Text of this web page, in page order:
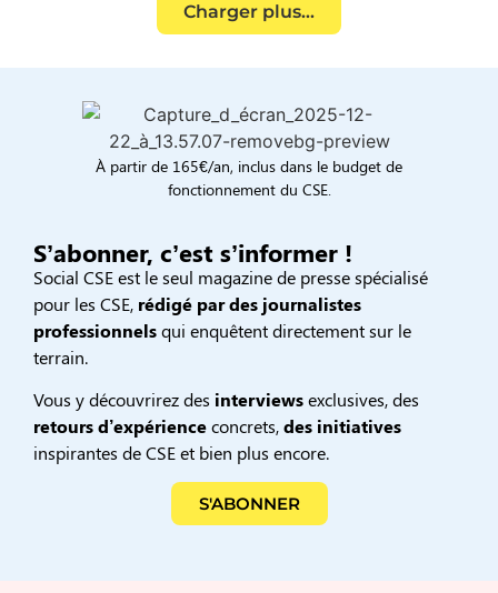
Charger plus...
À partir de 165€/an, inclus dans le budget de
fonctionnement du CSE.
S’abonner, c’est s’informer !
Social CSE est le seul magazine de presse spécialisé
pour les CSE, rédigé par des journalistes
professionnelsqui enquêtent directement sur le
terrain.
Vous y découvrirez des interviewsexclusives, des
retours d’expérienceconcrets,des initiatives
inspirantes de CSE et bien plus encore.
S'ABONNER